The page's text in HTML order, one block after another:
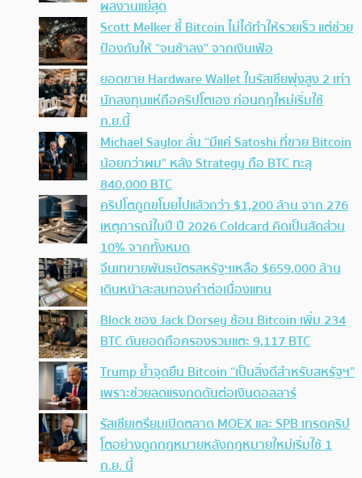
ผลงานแย่สุด
Scott Melker ชี้ Bitcoin ไม่ได้ทำให้รวยเร็ว แต่ช่วย
ป้องกันให้ “จนช้าลง” จากเงินเฟ้อ
ยอดขาย Hardware Wallet ในรัสเซียพุ่งสูง 2 เท่า
นักลงทุนแห่ถือคริปโตเอง ก่อนกฎใหม่เริ่มใช้
ก.ย.นี้
Michael Saylor ลั่น “มีแค่ Satoshi ที่ขาย Bitcoin
น้อยกว่าผม” หลัง Strategy ถือ BTC ทะลุ
840,000 BTC
คริปโตถูกขโมยไปแล้วกว่า $1,200 ล้าน จาก 276
เหตุการณ์ในปี ปี 2026 Coldcard คิดเป็นสัดส่วน
10% จากทั้งหมด
จีนเทขายพันธบัตรสหรัฐฯเหลือ $659,000 ล้าน
เดินหน้าสะสมทองคำต่อเนื่องแทน
Block ของ Jack Dorsey ช้อน Bitcoin เพิ่ม 234
BTC ดันยอดถือครองรวมแตะ 9,117 BTC
Trump ย้ำจุดยืน Bitcoin “เป็นสิ่งดีสำหรับสหรัฐฯ”
เพราะช่วยลดแรงกดดันต่อเงินดอลลาร์
รัสเซียเตรียมเปิดตลาด MOEX และ SPB เทรดคริป
โตอย่างถูกกฎหมายหลังกฎหมายใหม่เริ่มใช้ 1
ก.ย. นี้